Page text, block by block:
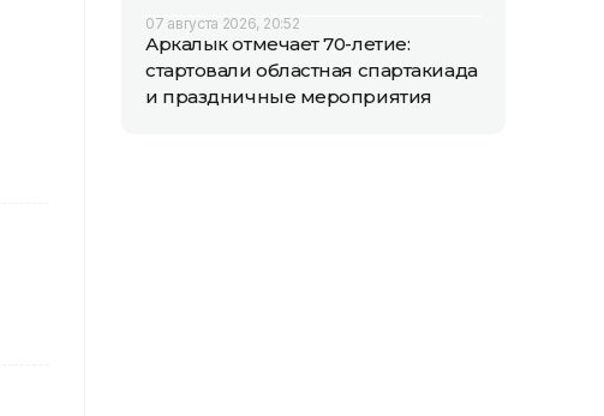
07 августа 2026, 20:52
Аркалык отмечает 70-летие:
стартовали областная спартакиада
и праздничные мероприятия